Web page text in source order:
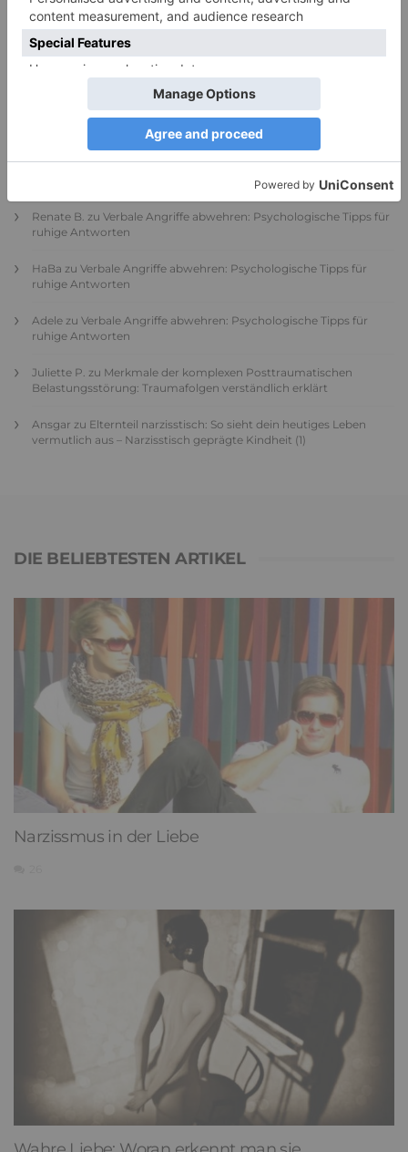
PDA Autismus: Merkmale und Umgang mit
PANDA-Kindern – Kinder mit starkem
Autonomiebedürfnis (1)
NEUESTE KOMMENTARE
Renate B. zu Verbale Angriffe abwehren: Psychologische Tipps für
ruhige Antworten
HaBa zu Verbale Angriffe abwehren: Psychologische Tipps für
ruhige Antworten
Adele zu Verbale Angriffe abwehren: Psychologische Tipps für
ruhige Antworten
Juliette P. zu Merkmale der komplexen Posttraumatischen
Belastungsstörung: Traumafolgen verständlich erklärt
Ansgar zu Elternteil narzisstisch: So sieht dein heutiges Leben
vermutlich aus – Narzisstisch geprägte Kindheit (1)
DIE BELIEBTESTEN ARTIKEL
Narzissmus in der Liebe